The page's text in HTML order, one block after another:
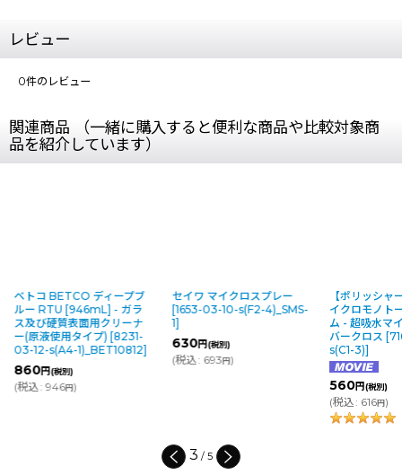
レビュー
0件のレビュー
関連商品 （一緒に購入すると便利な商品や比較対象商
品を紹介しています）
ベトコ BETCO ディープブ
ルー RTU [946mL] - ガラ
ス及び硬質表面用クリーナ
ー(原液使用タイプ) [8231-
03-12-s(A4-1)_BET10812]
860円(税別)
(税込: 946円)
セイワ マイクロスプレー
[1653-03-10-s(F2-4)_SMS-
1]
630円(税別)
(税込: 693円)
【ポリッシャ
イクロモノト
ム - 超吸水マ
バークロス [
s(C1-3)]
560円(税別)
(税込: 616円)
3 / 5